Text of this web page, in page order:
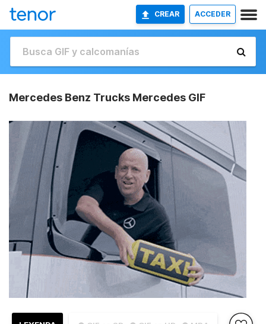
CREAR ACCEDER
Mercedes Benz Trucks Mercedes GIF